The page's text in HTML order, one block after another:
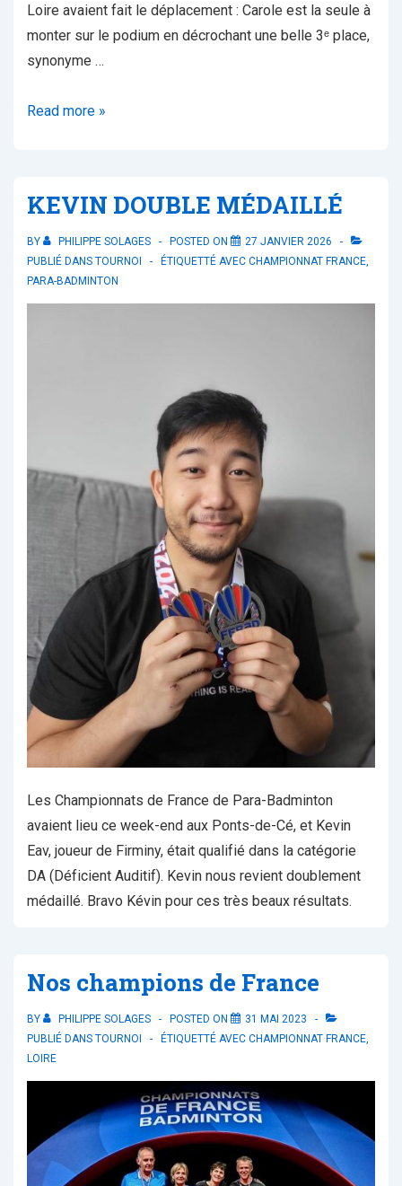
Loire avaient fait le déplacement : Carole est la seule à
monter sur le podium en décrochant une belle 3ᵉ place,
synonyme …
CHAMPIONNAT
Read more »
KEVIN DOUBLE MÉDAILLÉ
BY PHILIPPE SOLAGES POSTED ON
27 JANVIER 2026
PUBLIÉ DANS TOURNOI ÉTIQUETTÉ AVEC CHAMPIONNAT FRANCE
PARA-BADMINTON
Les Championnats de France de Para-Badminton
avaient lieu ce week-end aux Ponts-de-Cé, et Kevin
Eav, joueur de Firminy, était qualifié dans la catégorie
DA (Déficient Auditif). Kevin nous revient doublement
médaillé. Bravo Kévin pour ces très beaux résultats.
Nos champions de France
BY PHILIPPE SOLAGES POSTED ON
31 MAI 2023
PUBLIÉ DANS TOURNOI ÉTIQUETTÉ AVEC CHAMPIONNAT FRANCE,
LOIRE